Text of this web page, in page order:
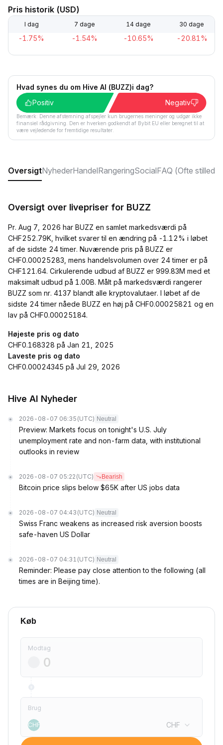
Pris historik (USD)
I dag 7 dage 14 dage 30 dage
-1.75% -1.54% -10.65% -20.81%
Hvad synes du om Hive AI (BUZZ)i dag?
Positiv
Negativ
Bemærk: Denne afstemning afspejler kun brugernes meninger og udgør ikke
finansiel rådgivning. Den er hverken godkendt af Bybit EU eller beregnet til at
være vejledende for fremtidige resultater.
OversigtNyhederHandelRangeringSocialFAQ (Ofte stillede
Oversigt over livepriser for BUZZ
Pr. Aug 7, 2026 har BUZZ en samlet markedsværdi på
CHF252.79K, hvilket svarer til en ændring på -1.12% i løbet
af de sidste 24 timer. Nuværende pris på BUZZ er
CHF0.00025283, mens handelsvolumen over 24 timer er på
CHF121.64. Cirkulerende udbud af BUZZ er 999.83M med et
maksimalt udbud på 1.00B. Målt på markedsværdi rangerer
BUZZ som nr. 4137 blandt alle kryptovalutaer. I løbet af de
sidste 24 timer nåede BUZZ en høj på CHF0.00025821 og en
lav på CHF0.00025184.
Højeste pris og dato
CHF0.168328 på Jan 21, 2025
Laveste pris og dato
CHF0.00024345 på Jul 29, 2026
Hive AI Nyheder
2026-08-07 06:35 (UTC) Neutral
Preview: Markets focus on tonight's U.S. July
unemployment rate and non-farm data, with institutional
outlooks in review
2026-08-07 05:22 (UTC) Bearish
Bitcoin price slips below $65K after US jobs data
2026-08-07 04:43 (UTC) Neutral
Swiss Franc weakens as increased risk aversion boosts
safe-haven US Dollar
2026-08-07 04:31 (UTC) Neutral
Reminder: Please pay close attention to the following (all
times are in Beijing time).
Køb
Modtag
Brug
CHF CHF